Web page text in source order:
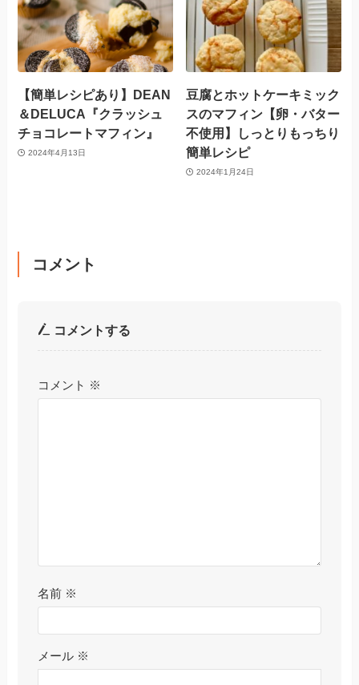
【簡単レシピあり】DEAN
＆DELUCA『クラッシュ
チョコレートマフィン』
2024年4月13日
豆腐とホットケーキミック
スのマフィン【卵・バター
不使用】しっとりもっちり
簡単レシピ
2024年1月24日
コメント
コメントする
コメント ※
名前 ※
メール ※